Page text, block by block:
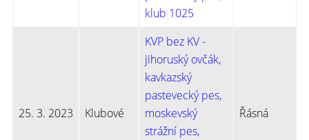
klub 1025
25. 3. 2023 Klubové
KVP bez KV -
jihoruský ovčák,
kavkazský
pastevecký pes,
moskevský
strážní pes,
Řásná